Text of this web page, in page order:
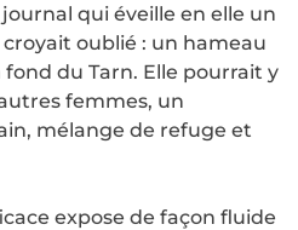
qui éveille en elle un
oublié : un hameau
du Tarn. Elle pourrait y
femmes, un
mélange de refuge et
expose de façon fluide